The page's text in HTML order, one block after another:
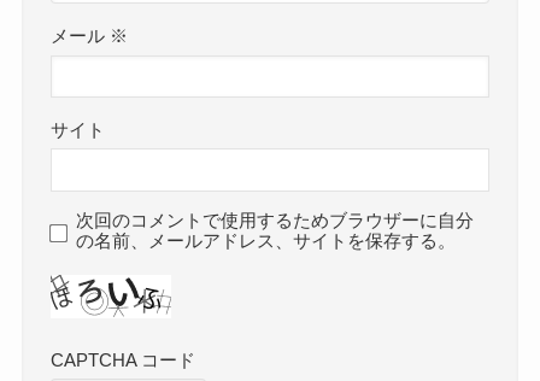
メール ※
サイト
次回のコメントで使用するためブラウザーに自分
の名前、メールアドレス、サイトを保存する。
CAPTCHA コード